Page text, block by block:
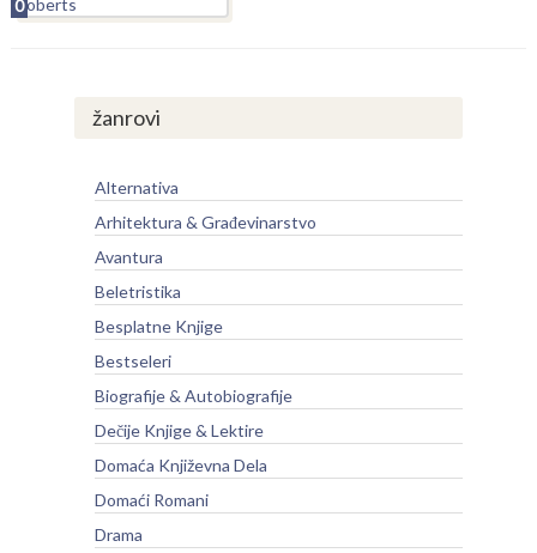
0
žanrovi
Alternativa
Arhitektura & Građevinarstvo
Avantura
Beletristika
Besplatne Knjige
Bestseleri
Biografije & Autobiografije
Dečije Knjige & Lektire
Domaća Književna Dela
Domaći Romani
Drama